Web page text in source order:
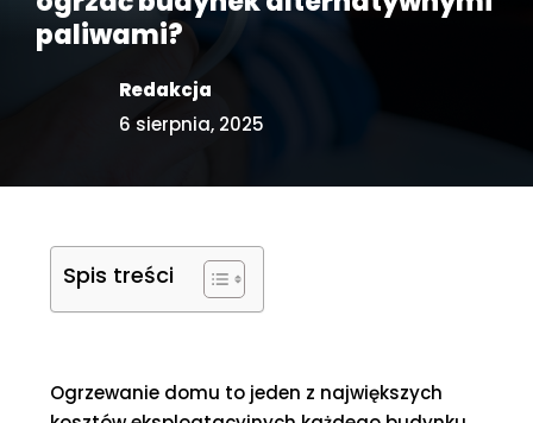
paliwami?
Redakcja
6 sierpnia, 2025
Spis treści
Ogrzewanie domu to jeden z największych